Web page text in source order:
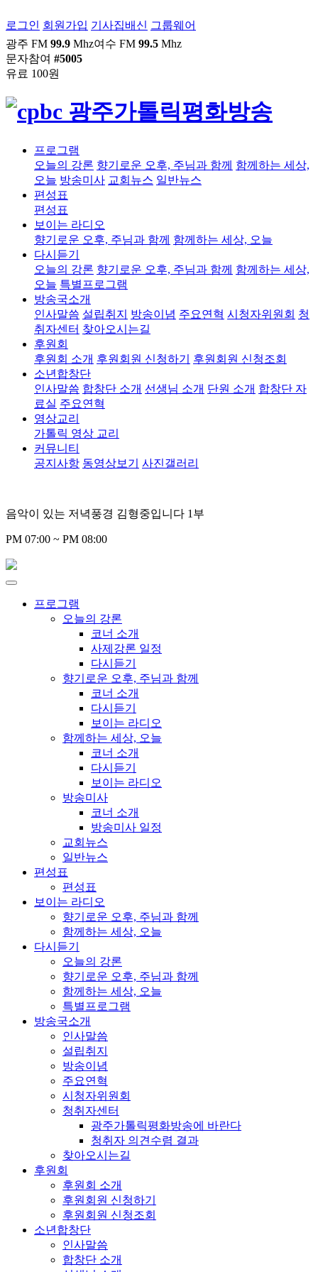
로그인 회원가입 기사집배신 그룹웨어
광주 FM 99.9 Mhz여수 FM 99.5 Mhz
문자참여 #5005
유료 100원
프로그램
오늘의 강론 향기로운 오후, 주님과 함께 함께하는 세상,
오늘 방송미사 교회뉴스 일반뉴스
편성표
편성표
보이는 라디오
향기로운 오후, 주님과 함께 함께하는 세상, 오늘
다시듣기
오늘의 강론 향기로운 오후, 주님과 함께 함께하는 세상,
오늘 특별프로그램
방송국소개
인사말씀 설립취지 방송이념 주요연혁 시청자위원회 청
취자센터 찾아오시는길
후원회
후원회 소개 후원회원 신청하기
후원회원 신청조회
소년합창단
인사말씀 합창단 소개 선생님 소개 단원 소개 합창단 자
료실 주요연혁
영상교리
가톨릭 영상 교리
커뮤니티
공지사항 동영상보기 사진갤러리
음악이 있는 저녁풍경 김형중입니다 1부
PM 07:00 ~ PM 08:00
프로그램
오늘의 강론
코너 소개
사제강론 일정
다시듣기
향기로운 오후, 주님과 함께
코너 소개
다시듣기
보이는 라디오
함께하는 세상, 오늘
코너 소개
다시듣기
보이는 라디오
방송미사
코너 소개
방송미사 일정
교회뉴스
일반뉴스
편성표
편성표
보이는 라디오
향기로운 오후, 주님과 함께
함께하는 세상, 오늘
다시듣기
오늘의 강론
향기로운 오후, 주님과 함께
함께하는 세상, 오늘
특별프로그램
방송국소개
인사말씀
설립취지
방송이념
주요연혁
시청자위원회
청취자센터
광주가톨릭평화방송에 바란다
청취자 의견수렴 결과
찾아오시는길
후원회
후원회 소개
후원회원 신청하기
후원회원 신청조회
소년합창단
인사말씀
합창단 소개